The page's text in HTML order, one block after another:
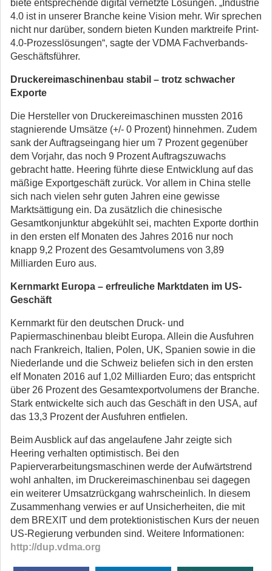
biete entsprechende digital vernetzte Lösungen. „Industrie
4.0 ist in unserer Branche keine Vision mehr. Wir sprechen
nicht nur darüber, sondern bieten Kunden marktreife Print-
4.0-Prozesslösungen“, sagte der VDMA Fachverbands-
Geschäftsführer.
Druckereimaschinenbau stabil – trotz schwacher
Exporte
Die Hersteller von Druckereimaschinen mussten 2016
stagnierende Umsätze (+/- 0 Prozent) hinnehmen. Zudem
sank der Auftragseingang hier um 7 Prozent gegenüber
dem Vorjahr, das noch 9 Prozent Auftragszuwachs
gebracht hatte. Heering führte diese Entwicklung auf das
mäßige Exportgeschäft zurück. Vor allem in China stelle
sich nach vielen sehr guten Jahren eine gewisse
Marktsättigung ein. Da zusätzlich die chinesische
Gesamtkonjunktur abgekühlt sei, machten Exporte dorthin
in den ersten elf Monaten des Jahres 2016 nur noch
knapp 9,2 Prozent des Gesamtvolumens von 3,89
Milliarden Euro aus.
Kernmarkt Europa – erfreuliche Marktdaten im US-
Geschäft
Kernmarkt für den deutschen Druck- und
Papiermaschinenbau bleibt Europa. Allein die Ausfuhren
nach Frankreich, Italien, Polen, UK, Spanien sowie in die
Niederlande und die Schweiz beliefen sich in den ersten
elf Monaten 2016 auf 1,02 Milliarden Euro; das entspricht
über 26 Prozent des Gesamtexportvolumens der Branche.
Stark entwickelte sich auch das Geschäft in den USA, auf
das 13,3 Prozent der Ausfuhren entfielen.
Beim Ausblick auf das angelaufene Jahr zeigte sich
Heering verhalten optimistisch. Bei den
Papierverarbeitungsmaschinen werde der Aufwärtstrend
wohl anhalten, im Druckereimaschinenbau sei dagegen
ein weiterer Umsatzrückgang wahrscheinlich. In diesem
Zusammenhang verwies er auf Unsicherheiten, die mit
dem BREXIT und dem protektionistischen Kurs der neuen
US-Regierung verbunden sind. Weitere Informationen:
http://dup.vdma.org